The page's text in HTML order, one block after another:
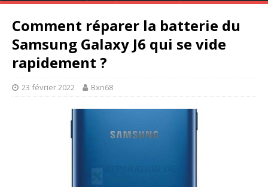
Comment réparer la batterie du
Samsung Galaxy J6 qui se vide
rapidement ?
23 février 2022 Bxn68